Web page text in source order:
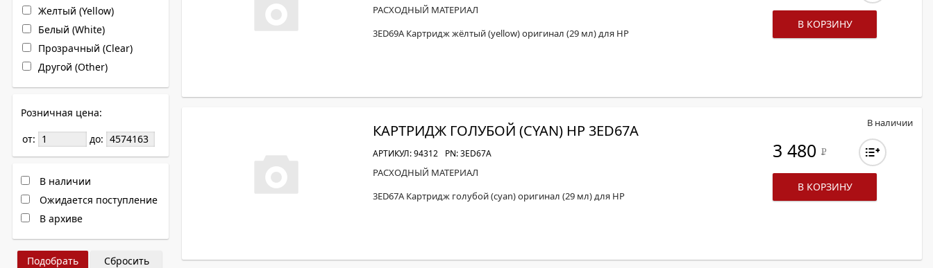
Желтый (Yellow)
Белый (White)
Прозрачный (Clear)
Другой (Other)
Розничная цена:
от:
до:
В наличии
Ожидается поступление
В архиве
Сбросить
РАСХОДНЫЙ МАТЕРИАЛ
3ED69A Картридж жёлтый (yellow) оригинал (29 мл) для HP
В КОРЗИНУ
КАРТРИДЖ ГОЛУБОЙ (CYAN) HP 3ED67A
АРТИКУЛ: 94312 PN: 3ED67A
РАСХОДНЫЙ МАТЕРИАЛ
3ED67A Картридж голубой (cyan) оригинал (29 мл) для HP
В наличии
3 480Р
В КОРЗИНУ